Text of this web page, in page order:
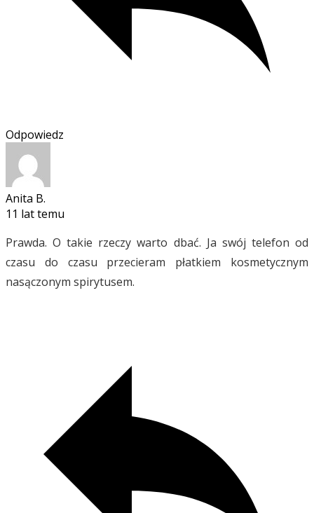
Odpowiedz
Anita B.
11 lat temu
Prawda. O takie rzeczy warto dbać. Ja swój telefon od
czasu do czasu przecieram płatkiem kosmetycznym
nasączonym spirytusem.